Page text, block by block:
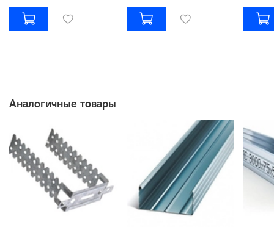
Аналогичные товары